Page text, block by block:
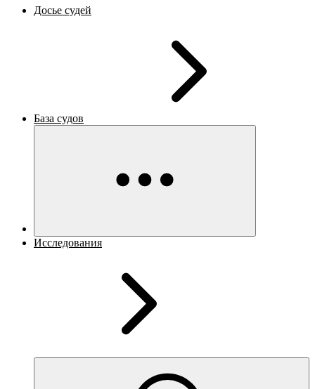
Досье судей
База судов
Исследования